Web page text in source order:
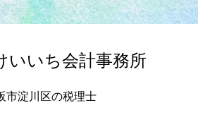
いいち会計事務所
市淀川区の税理士